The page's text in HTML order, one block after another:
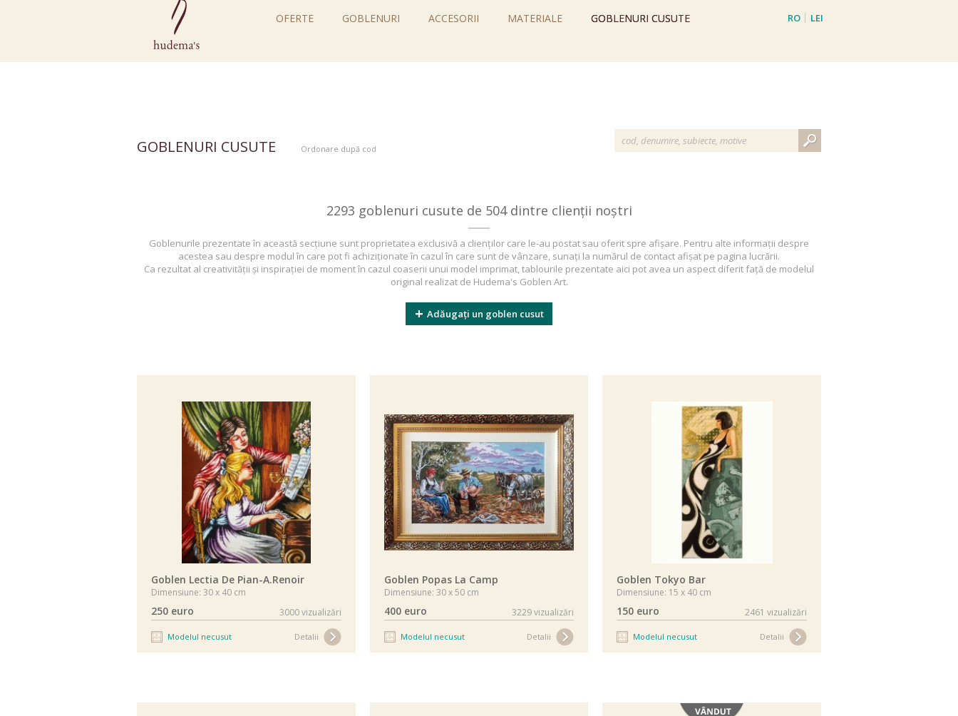
OFERTE GOBLENURI ACCESORII MATERIALE GOBLENURI CUSUTE
RO
LEI
GOBLENURI CUSUTE
2293 goblenuri cusute de 504 dintre clienții noștri
Goblenurile prezentate în această secțiune sunt proprietatea exclusivă a clienților care le-au postat sau oferit spre afișare. Pentru alte informații despre
acestea sau despre modul în care pot fi achiziționate în cazul în care sunt de vânzare, sunați la numărul de contact afișat pe pagina lucrării.
Ca rezultat al creativității și inspirației de moment în cazul coaserii unui model imprimat, tablourile prezentate aici pot avea un aspect diferit față de modelul
original realizat de Hudema's Goblen Art.
Adăugați un goblen cusut
Goblen Lectia De Pian-A.Renoir
Dimensiune: 30 x 40 cm
250 euro 3000 vizualizări
Modelul necusut Detalii
Goblen Popas La Camp
Dimensiune: 30 x 50 cm
400 euro 3229 vizualizări
Modelul necusut Detalii
Goblen Tokyo Bar
Dimensiune: 15 x 40 cm
150 euro 2461 vizualizări
Modelul necusut Detalii
Vândut